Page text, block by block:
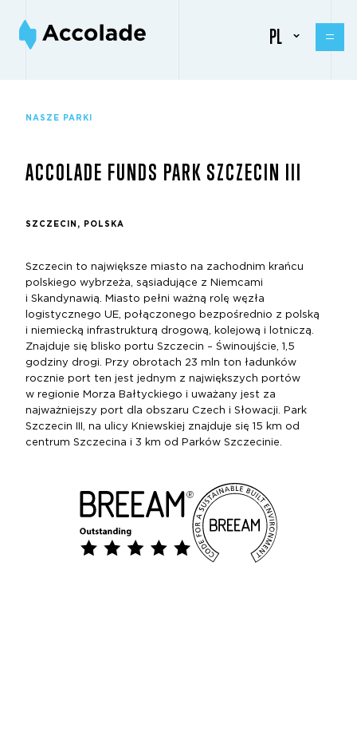
PL
NASZE PARKI
ACCOLADE FUNDS PARK SZCZECIN III
SZCZECIN, POLSKA
Szczecin to największe miasto na zachodnim krańcu
polskiego wybrzeża, sąsiadujące z Niemcami
i Skandynawią. Miasto pełni ważną rolę węzła
logistycznego UE, połączonego bezpośrednio z polską
i niemiecką infrastrukturą drogową, kolejową i lotniczą.
Znajduje się blisko portu Szczecin – Świnoujście, 1,5
godziny drogi. Przy obrotach 23 mln ton ładunków
rocznie port ten jest jednym z największych portów
w regionie Morza Bałtyckiego i uważany jest za
najważniejszy port dla obszaru Czech i Słowacji. Park
Szczecin III, na ulicy Kniewskiej znajduje się 15 km od
centrum Szczecina i 3 km od Parków Szczecinie.